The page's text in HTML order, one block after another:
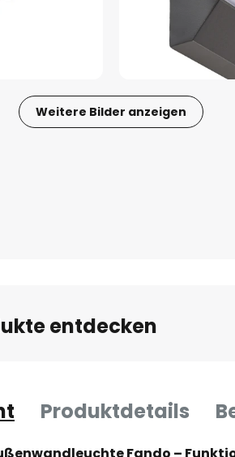
Weitere Bilder anzeigen
entdecken
Produktdetails
Fando –